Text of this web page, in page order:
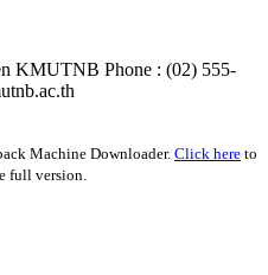
KMUTNB Phone : (02) 555-
Machine Downloader. Click here to
full version.